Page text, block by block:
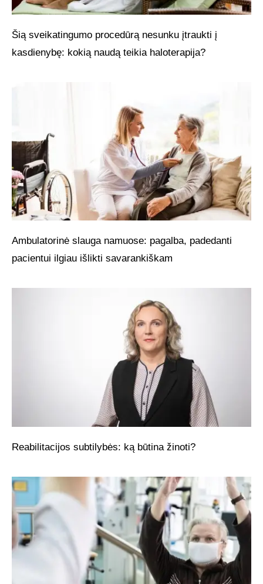
Šią sveikatingumo procedūrą nesunku įtraukti į
kasdienybę: kokią naudą teikia haloterapija?
Ambulatorinė slauga namuose: pagalba, padedanti
pacientui ilgiau išlikti savarankiškam
Reabilitacijos subtilybės: ką būtina žinoti?